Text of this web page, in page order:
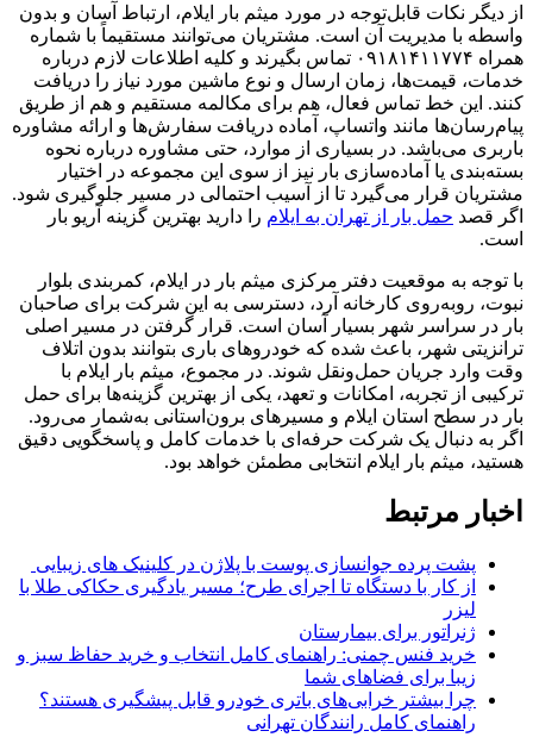
از دیگر نکات قابل‌توجه در مورد میثم بار ایلام، ارتباط آسان و بدون
واسطه با مدیریت آن است. مشتریان می‌توانند مستقیماً با شماره
همراه ۰۹۱۸۱۴۱۱۷۷۴ تماس بگیرند و کلیه اطلاعات لازم درباره
خدمات، قیمت‌ها، زمان ارسال و نوع ماشین مورد نیاز را دریافت
کنند. این خط تماس فعال، هم برای مکالمه مستقیم و هم از طریق
پیام‌رسان‌ها مانند واتساپ، آماده دریافت سفارش‌ها و ارائه مشاوره
باربری می‌باشد. در بسیاری از موارد، حتی مشاوره درباره نحوه
بسته‌بندی یا آماده‌سازی بار نیز از سوی این مجموعه در اختیار
مشتریان قرار می‌گیرد تا از آسیب احتمالی در مسیر جلوگیری شود.
اگر قصد حمل بار از تهران به ایلام را دارید بهترین گزینه آریو بار
است.
با توجه به موقعیت دفتر مرکزی میثم بار در ایلام، کمربندی بلوار
نبوت، روبه‌روی کارخانه آرد، دسترسی به این شرکت برای صاحبان
بار در سراسر شهر بسیار آسان است. قرار گرفتن در مسیر اصلی
ترانزیتی شهر، باعث شده که خودروهای باری بتوانند بدون اتلاف
وقت وارد جریان حمل‌ونقل شوند. در مجموع، میثم بار ایلام با
ترکیبی از تجربه، امکانات و تعهد، یکی از بهترین گزینه‌ها برای حمل
بار در سطح استان ایلام و مسیرهای برون‌استانی به‌شمار می‌رود.
اگر به دنبال یک شرکت حرفه‌ای با خدمات کامل و پاسخگویی دقیق
هستید، میثم بار ایلام انتخابی مطمئن خواهد بود.
اخبار مرتبط
پشت پرده جوانسازی پوست با پلاژن در کلینیک های زیبایی
از کار با دستگاه تا اجرای طرح؛ مسیر یادگیری حکاکی طلا با
لیزر
ژنراتور برای بیمارستان
خرید فنس چمنی: راهنمای کامل انتخاب و خرید حفاظ سبز و
زیبا برای فضاهای شما
چرا بیشتر خرابی‌های باتری خودرو قابل پیشگیری هستند؟
راهنمای کامل رانندگان تهرانی